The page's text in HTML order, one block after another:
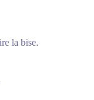
la bise.